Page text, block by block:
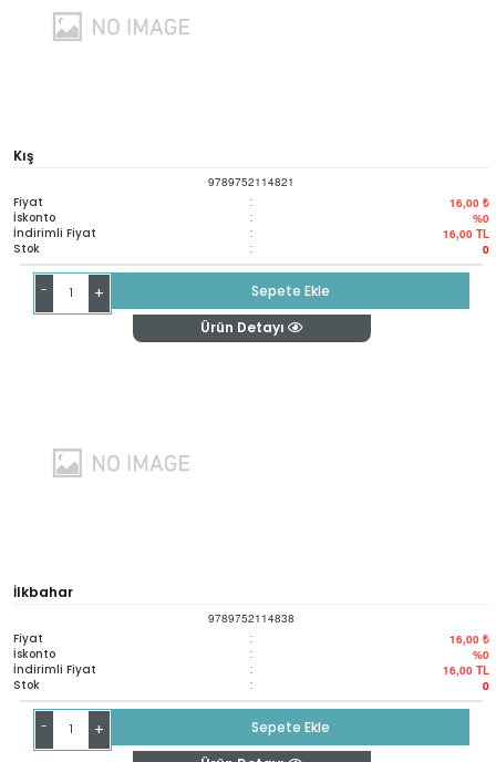
Kış
9789752114821
Fiyat : 16,00 ₺
İskonto : %0
İndirimli Fiyat : 16,00 TL
Stok : 0
- +
Sepete Ekle
Ürün Detayı
İlkbahar
9789752114838
Fiyat : 16,00 ₺
İskonto : %0
İndirimli Fiyat : 16,00 TL
Stok : 0
- +
Sepete Ekle